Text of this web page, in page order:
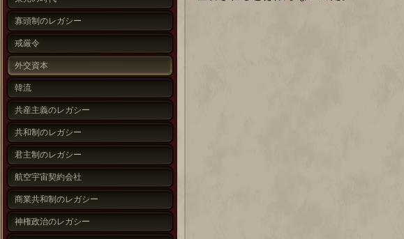
寡頭制のレガシー
戒厳令
外交資本
韓流
共産主義のレガシー
共和制のレガシー
君主制のレガシー
航空宇宙契約会社
商業共和制のレガシー
神権政治のレガシー